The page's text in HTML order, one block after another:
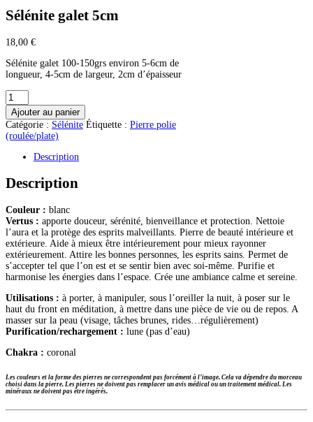
Sélénite galet 5cm
18,00 €
Sélénite galet 100-150grs environ 5-6cm de
longueur, 4-5cm de largeur, 2cm d’épaisseur
quantité
de
Sélénite
galet
5cm
Ajouter au panier
Catégorie : Sélénite Étiquette : Pierre polie
(roulée/plate)
Description
Description
Couleur : blanc
Vertus : apporte douceur, sérénité, bienveillance et protection. Nettoie
l’aura et la protège des esprits malveillants. Pierre de beauté intérieure et
extérieure. Aide à mieux être intérieurement pour mieux rayonner
extérieurement. Attire les bonnes personnes, les esprits sains. Permet de
s’accepter tel que l’on est et se sentir bien avec soi-même. Purifie et
harmonise les énergies dans l’espace. Crée une ambiance calme et sereine.
Utilisations : à porter, à manipuler, sous l’oreiller la nuit, à poser sur le
haut du front en méditation, à mettre dans une pièce de vie ou de repos. A
masser sur la peau (visage, tâches brunes, rides…régulièrement)
Purification/rechargement : lune (pas d’eau)
Chakra : coronal
Les couleurs et la forme des pierres ne correspondent pas forcément à l’image. Cela va dépendre du morceau
choisi dans la pierre. Les pierres ne doivent pas remplacer un avis médical ou un traitement médical. Les
minéraux ne doivent pas être ingérés.